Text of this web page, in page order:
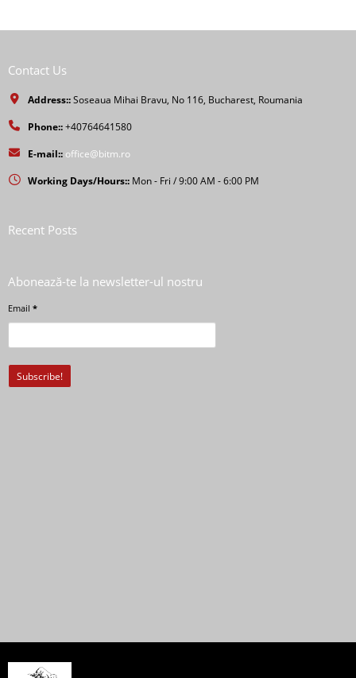
Contact Us
Address::Soseaua Mihai Bravu, No 116, Bucharest, Roumania
Phone::+40764641580
E-mail:: office@bitm.ro
Working Days/Hours:: Mon - Fri / 9:00 AM - 6:00 PM
Recent Posts
Abonează-te la newsletter-ul nostru
Email *